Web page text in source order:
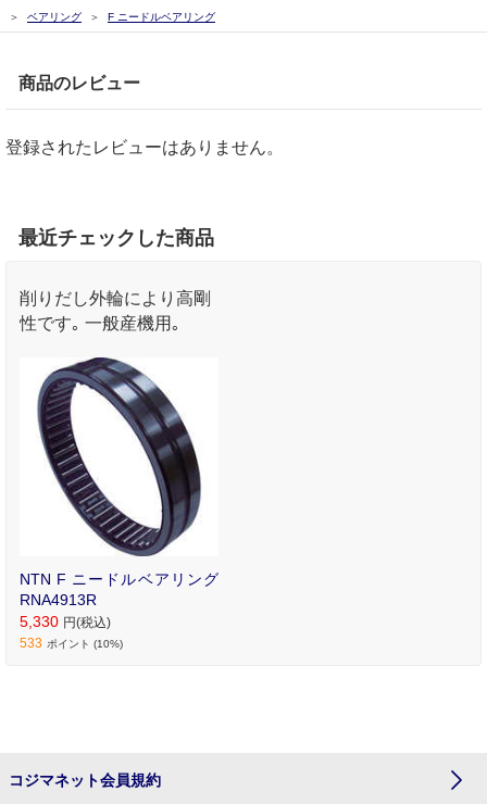
ベアリング
F ニードルベアリング
商品のレビュー
登録されたレビューはありません。
最近チェックした商品
削りだし外輪により高剛
性です｡ 一般産機用｡
NTN F ニードルベアリング
RNA4913R
5,330 円(税込)
533 ポイント (10%)
コジマネット会員規約